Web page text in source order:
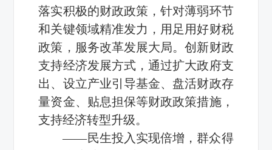
落实积极的财政政策，针对薄弱环节
和关键领域精准发力，用足用好财税
政策，服务改革发展大局。创新财政
支持经济发展方式，通过扩大政府支
出、设立产业引导基金、盘活财政存
量资金、贴息担保等财政政策措施，
支持经济转型升级。
——民生投入实现倍增，群众得